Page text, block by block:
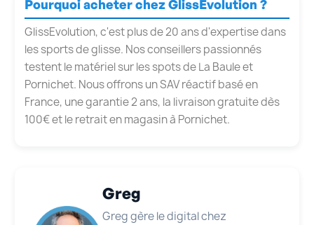
Pourquoi acheter chez GlissEvolution ?
GlissEvolution, c'est plus de 20 ans d'expertise dans
les sports de glisse. Nos conseillers passionnés
testent le matériel sur les spots de La Baule et
Pornichet. Nous offrons un SAV réactif basé en
France, une garantie 2 ans, la livraison gratuite dès
100€ et le retrait en magasin à Pornichet.
Greg
Greg gère le digital chez